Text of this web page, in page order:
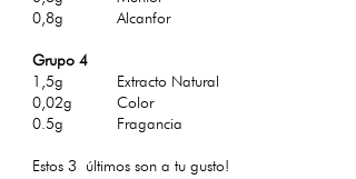
0,8g Alcanfor
Grupo 4
1,5g Extracto Natural
0,02g Color
0.5g Fragancia
Estos 3 últimos son a tu gusto!